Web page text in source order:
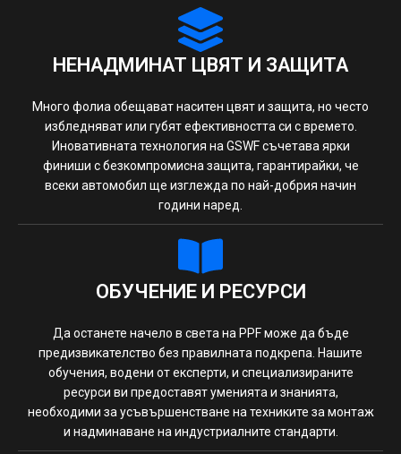
НЕНАДМИНАТ ЦВЯТ И ЗАЩИТА
Много фолиа обещават наситен цвят и защита, но често
избледняват или губят ефективността си с времето.
Иновативната технология на GSWF съчетава ярки
финиши с безкомпромисна защита, гарантирайки, че
всеки автомобил ще изглежда по най-добрия начин
години наред.
ОБУЧЕНИЕ И РЕСУРСИ
Да останете начело в света на PPF може да бъде
предизвикателство без правилната подкрепа. Нашите
обучения, водени от експерти, и специализираните
ресурси ви предоставят уменията и знанията,
необходими за усъвършенстване на техниките за монтаж
и надминаване на индустриалните стандарти.